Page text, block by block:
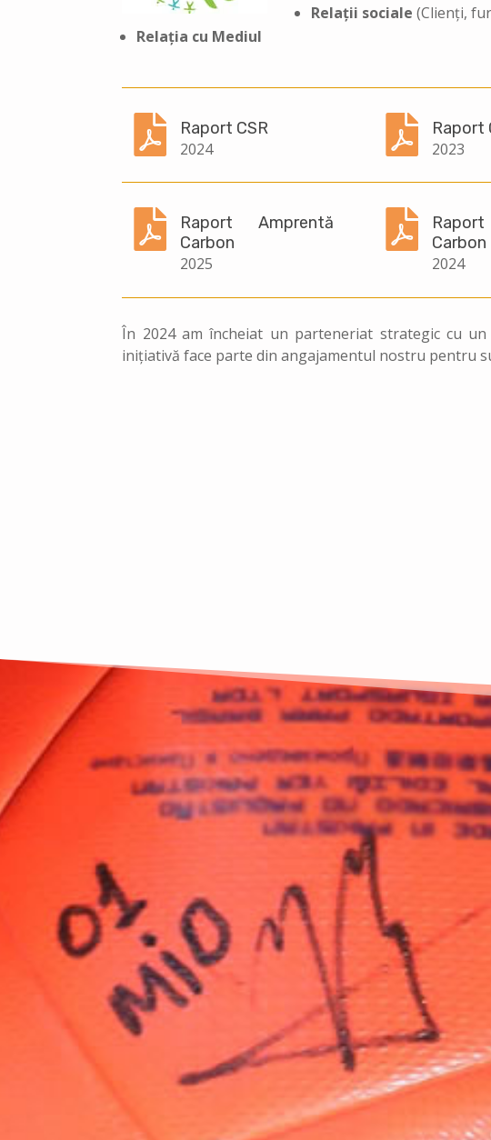
Relații sociale (Clienți,
Relația cu Mediul

Raport CSR
2024

Raport
2023

Raport Amprentă
Carbon
2025

Carbon
2024
În 2024 am încheiat un parteneriat strategic cu
inițiativă face parte din angajamentul nostru pentru